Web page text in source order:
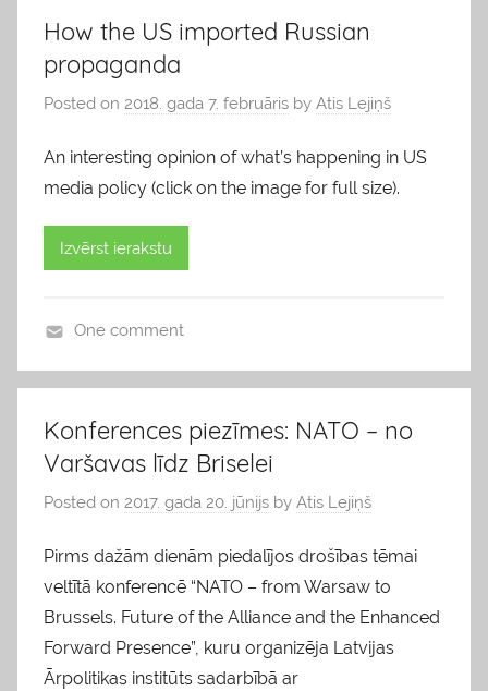
g
s
How the US imported Russian
propaganda
Posted on 2018. gada 7. februāris by Atis Lejiņš
An interesting opinion of what’s happening in US
media policy (click on the image for full size).
Izvērst ierakstu
l
g
s
One comment
Konferences piezīmes: NATO – no
Varšavas līdz Briselei
Posted on 2017. gada 20. jūnijs by Atis Lejiņš
Pirms dažām dienām piedalījos drošības tēmai
veltītā konferencē “NATO – from Warsaw to
Brussels. Future of the Alliance and the Enhanced
Forward Presence”, kuru organizēja Latvijas
Ārpolitikas institūts sadarbībā ar